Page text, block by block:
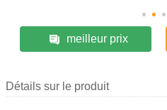
meilleur prix
Détails sur le produit